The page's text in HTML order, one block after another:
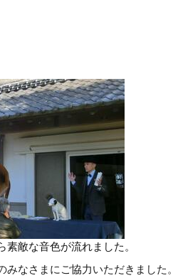
素敵な音色が流れました。
なさまにご協力いただきました。